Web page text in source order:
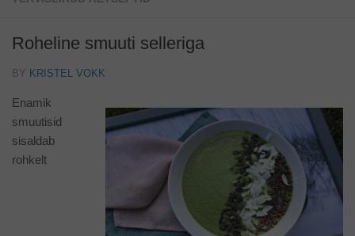
Roheline smuuti selleriga
BY KRISTEL VOKK
Enamik
smuutisid
sisaldab
rohkelt